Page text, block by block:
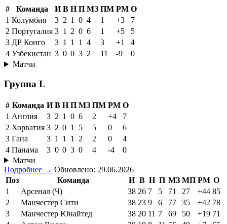
# Команда И В Н П МЗ ПМ РМ О
1 Колумбия 3 2 1 0 4 1 +3
7
2 Португалия 3 1 2 0 6 1 +5
5
3 ДР Конго 3 1 1 1 4 3 +1
4
4 Узбекистан 3 0 0 3 2 11 -9
0
Матчи
Группа L
# Команда И В Н П МЗ ПМ РМ О
1 Англия 3 2 1 0 6 2 +4
7
2 Хорватия 3 2 0 1 5 5 0
6
3 Гана 3 1 1 1 2 2 0
4
4 Панама 3 0 0 3 0 4 -4
0
Матчи
Подробнее → Обновлено: 29.06.2026
Поз
Команда И В Н П МЗ МП РМ О
1
Арсенал (Ч) 38 26 7 5 71 27 +44 85
2
Манчестер Сити 38 23 9 6 77 35 +42 78
3
Манчестер Юнайтед 38 20 11 7 69 50 +19 71